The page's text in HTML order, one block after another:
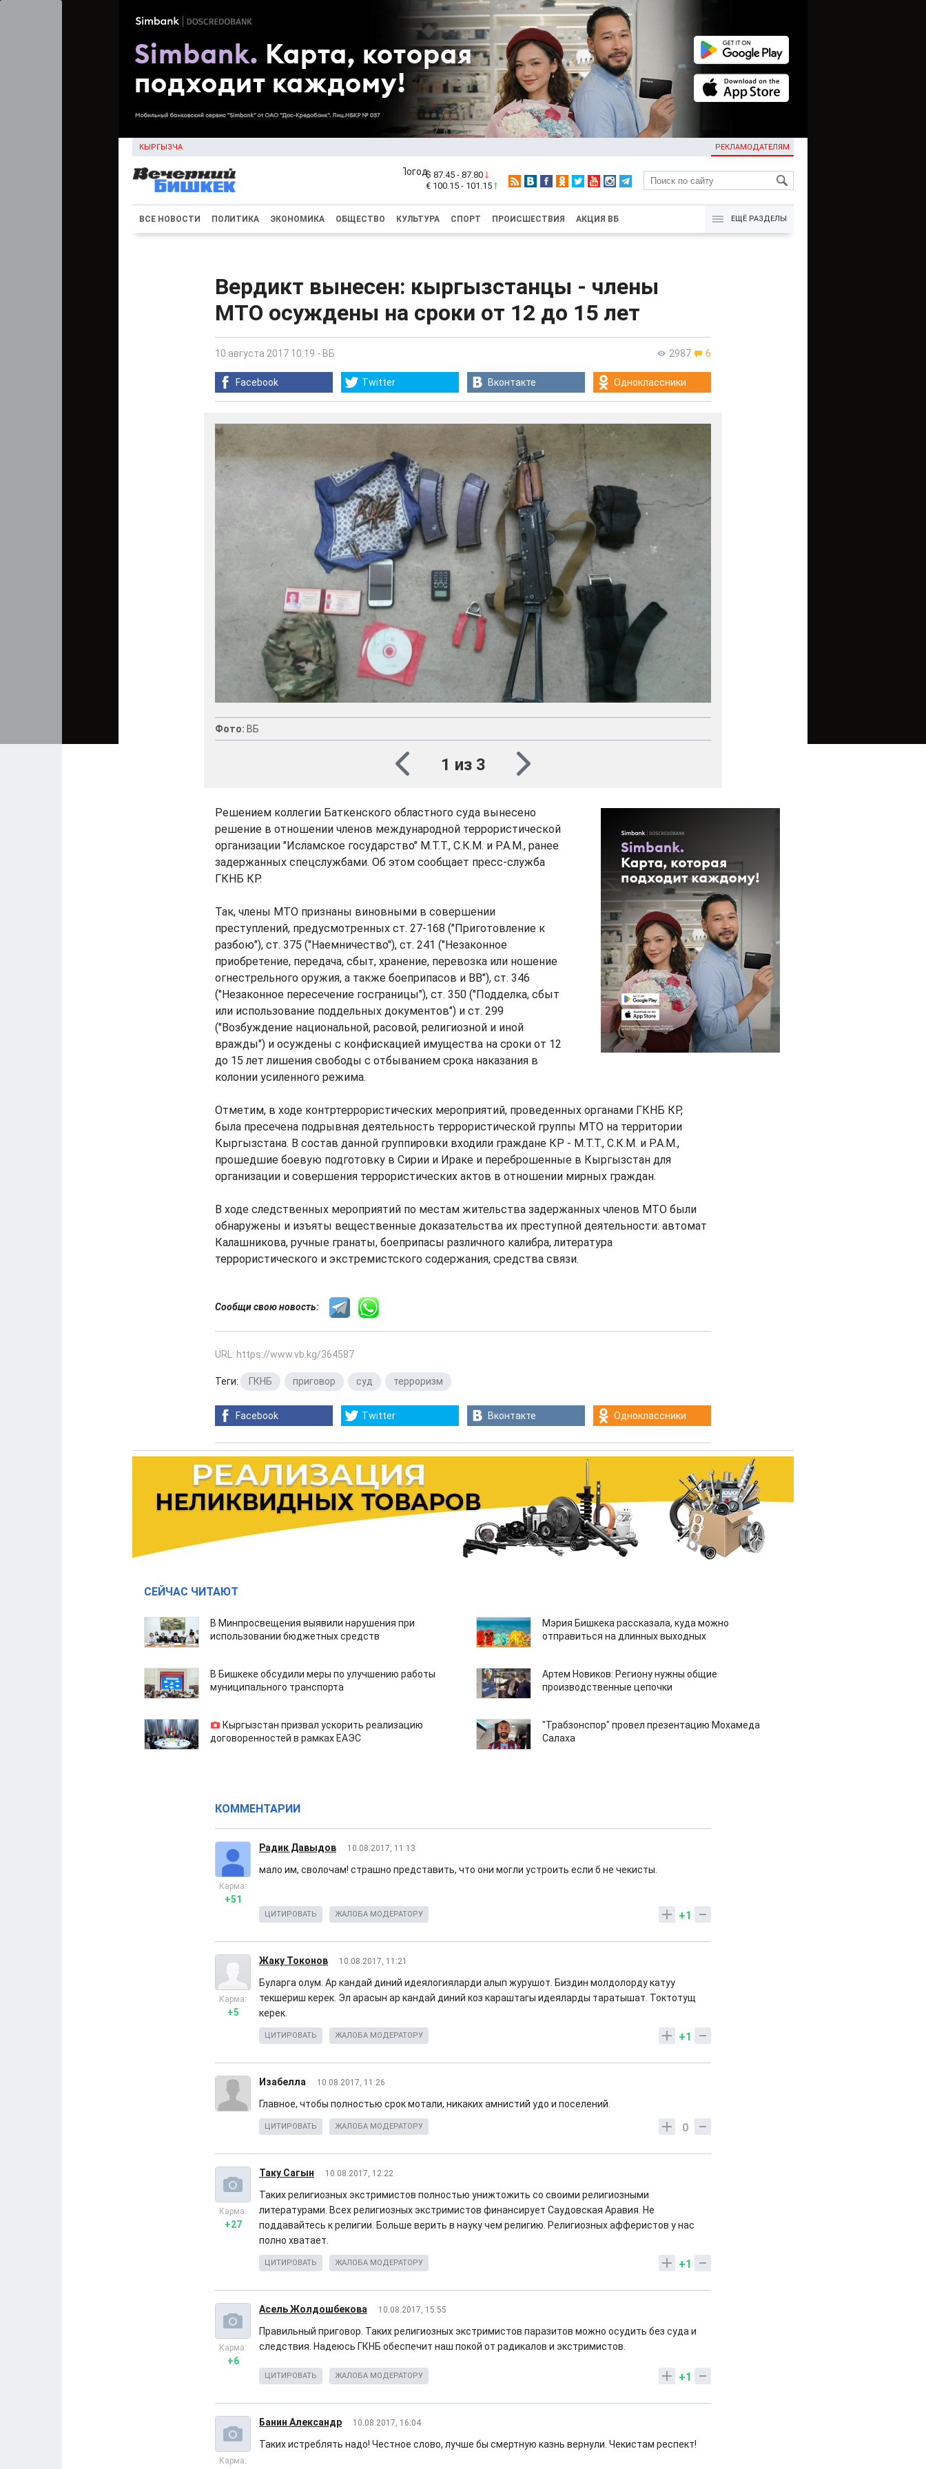
КЫРГЫЗЧА РЕКЛАМОДАТЕЛЯМ
KG
$ 87.45 - 87.80
€ 100.15 - 101.15
ВСЕ НОВОСТИ ПОЛИТИКА ЭКОНОМИКА ОБЩЕСТВО КУЛЬТУРА СПОРТ ПРОИСШЕСТВИЯ АКЦИЯ ВБ ЕЩЁ РАЗДЕЛЫ
Вердикт вынесен: кыргызстанцы - члены
МТО осуждены на сроки от 12 до 15 лет
2987 6
10 августа 2017 10:19 - ВБ
Facebook Twitter Вконтакте Одноклассники
Фото: ВБ
1 из 3
Решением коллегии Баткенского областного суда вынесено
решение в отношении членов международной террористической
организации "Исламское государство" М.Т.Т., С.К.М. и Р.А.М., ранее
задержанных спецслужбами. Об этом сообщает пресс-служба
ГКНБ КР.
Так, члены МТО признаны виновными в совершении
преступлений, предусмотренных ст. 27-168 ("Приготовление к
разбою"), ст. 375 ("Наемничество"), ст. 241 ("Незаконное
приобретение, передача, сбыт, хранение, перевозка или ношение
огнестрельного оружия, а также боеприпасов и ВВ"), ст. 346
("Незаконное пересечение госграницы"), ст. 350 ("Подделка, сбыт
или использование поддельных документов") и ст. 299
("Возбуждение национальной, расовой, религиозной и иной
вражды") и осуждены с конфискацией имущества на сроки от 12
до 15 лет лишения свободы с отбыванием срока наказания в
колонии усиленного режима.
Отметим, в ходе контртеррористических мероприятий, проведенных органами ГКНБ КР,
была пресечена подрывная деятельность террористической группы МТО на территории
Кыргызстана. В состав данной группировки входили граждане КР - М.Т.Т., С.К.М. и Р.А.М.,
прошедшие боевую подготовку в Сирии и Ираке и переброшенные в Кыргызстан для
организации и совершения террористических актов в отношении мирных граждан.
В ходе следственных мероприятий по местам жительства задержанных членов МТО были
обнаружены и изъяты вещественные доказательства их преступной деятельности: автомат
Калашникова, ручные гранаты, боеприпасы различного калибра, литература
террористического и экстремистского содержания, средства связи.
Сообщи свою новость:
URL: https://www.vb.kg/364587
Теги: ГКНБ приговор суд терроризм
Facebook Twitter Вконтакте Одноклассники
СЕЙЧАС ЧИТАЮТ
В Минпросвещения выявили нарушения при
использовании бюджетных средств
Мэрия Бишкека рассказала, куда можно
отправиться на длинных выходных
В Бишкеке обсудили меры по улучшению работы
муниципального транспорта
Артем Новиков: Региону нужны общие
производственные цепочки
Кыргызстан призвал ускорить реализацию
договоренностей в рамках ЕАЭС
"Трабзонспор" провел презентацию Мохамеда
Салаха
КОММЕНТАРИИ
Радик Давыдов 10.08.2017, 11:13
Карма:
+51
мало им, сволочам! страшно представить, что они могли устроить если б не чекисты.
+1
ЦИТИРОВАТЬ ЖАЛОБА МОДЕРАТОРУ
Жаку Токонов 10.08.2017, 11:21
Карма:
+5
Буларга олум. Ар кандай диний идеялогияларди алып журушот. Биздин молдолорду катуу
текшериш керек. Эл арасын ар кандай диний коз караштагы идеяларды таратышат. Токтотущ
керек.
+1
ЦИТИРОВАТЬ ЖАЛОБА МОДЕРАТОРУ
Изабелла 10.08.2017, 11:26
Главное, чтобы полностью срок мотали, никаких амнистий удо и поселений.
0
ЦИТИРОВАТЬ ЖАЛОБА МОДЕРАТОРУ
Таку Сагын 10.08.2017, 12:22
Карма:
+27
Таких религиозных экстримистов полностью унижтожить со своими религиозными
литературами. Всех религиозных экстримистов финансирует Саудовская Аравия. Не
поддавайтесь к религии. Больше верить в науку чем религию. Религиозных афферистов у нас
полно хватает.
+1
ЦИТИРОВАТЬ ЖАЛОБА МОДЕРАТОРУ
Асель Жолдошбекова 10.08.2017, 15:55
Карма:
+6
Правильный приговор. Таких религиозных экстримистов паразитов можно осудить без суда и
следствия. Надеюсь ГКНБ обеспечит наш покой от радикалов и экстримистов.
+1
ЦИТИРОВАТЬ ЖАЛОБА МОДЕРАТОРУ
Банин Александр 10.08.2017, 16:04
Карма:
Таких истреблять надо! Честное слово, лучше бы смертную казнь вернули. Чекистам респект!